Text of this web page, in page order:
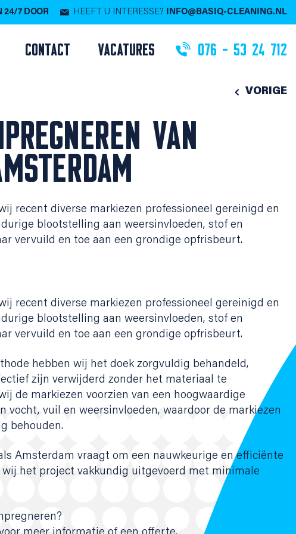
24/7 DOOR HEEFT U INTERESSE? INFO@BASIQ-CLEANING.NL
CONTACT VACATURES 076 - 53 24 712
VORIGE
VAN
recent diverse markiezen professioneel gereinigd en
blootstelling aan weersinvloeden, stof en
vervuild en toe aan een grondige opfrisbeurt.
recent diverse markiezen professioneel gereinigd en
blootstelling aan weersinvloeden, stof en
vervuild en toe aan een grondige opfrisbeurt.
hebben wij het doek zorgvuldig behandeld,
zijn verwijderd zonder het materiaal te
de markiezen voorzien van een hoogwaardige
vocht, vuil en weersinvloeden, waardoor de markiezen
behouden.
Amsterdam vraagt om een nauwkeurige en efficiënte
het project vakkundig uitgevoerd met minimale